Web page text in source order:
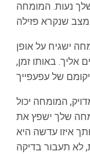
שלך נעות. המומחה
ישגיח על אופן
אליך. באותו זמן,
המומחה יכול
שלך ישפץ את
איזו עדשה היא
לא תעבור בדיקה